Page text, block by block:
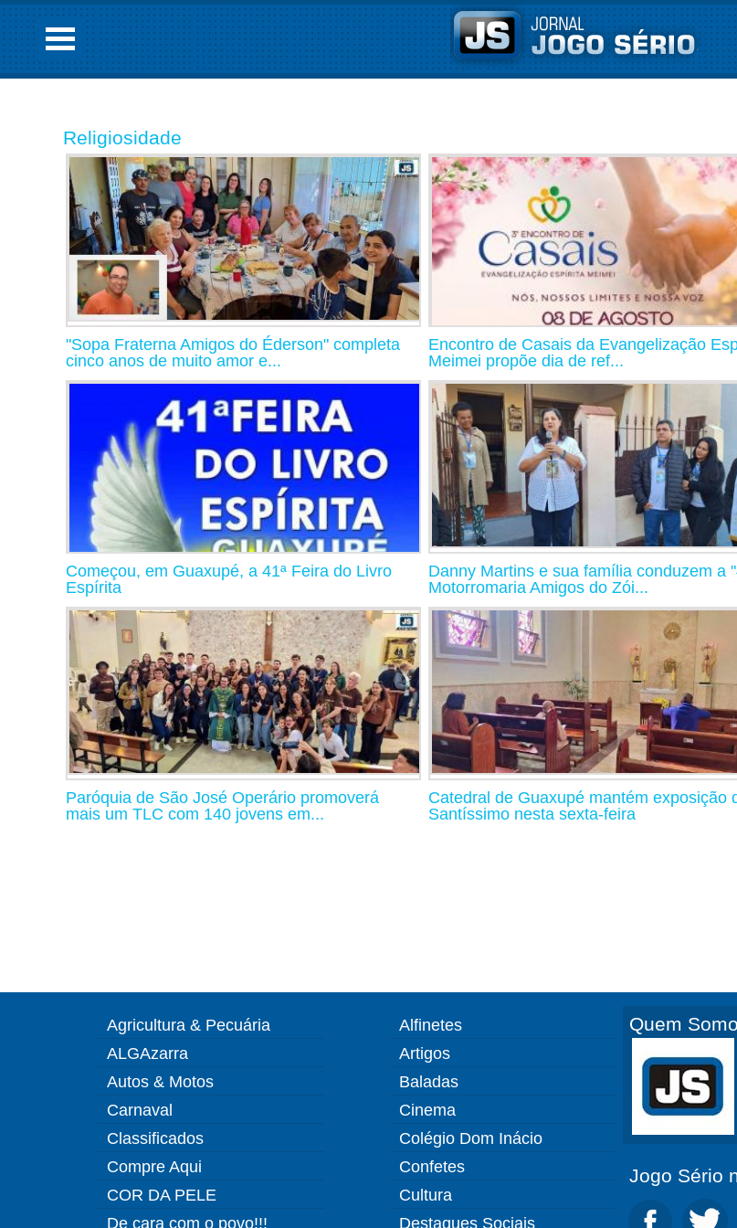
Religiosidade
"Sopa Fraterna Amigos do Éderson" completa
cinco anos de muito amor e...
Encontro de Casais da Evangelização
Meimei propõe dia de ref...
Começou, em Guaxupé, a 41ª Feira do Livro
Espírita
Danny Martins e sua família conduzem a
Motorromaria Amigos do Zói...
Paróquia de São José Operário promoverá
mais um TLC com 140 jovens em...
Catedral de Guaxupé mantém exposição
Santíssimo nesta sexta-feira
Agricultura & Pecuária
ALGAzarra
Autos & Motos
Carnaval
Classificados
Compre Aqui
COR DA PELE
De cara com o povo!!!
Alfinetes
Artigos
Baladas
Cinema
Colégio Dom Inácio
Confetes
Cultura
Destaques Sociais
Quem
Jogo Sério